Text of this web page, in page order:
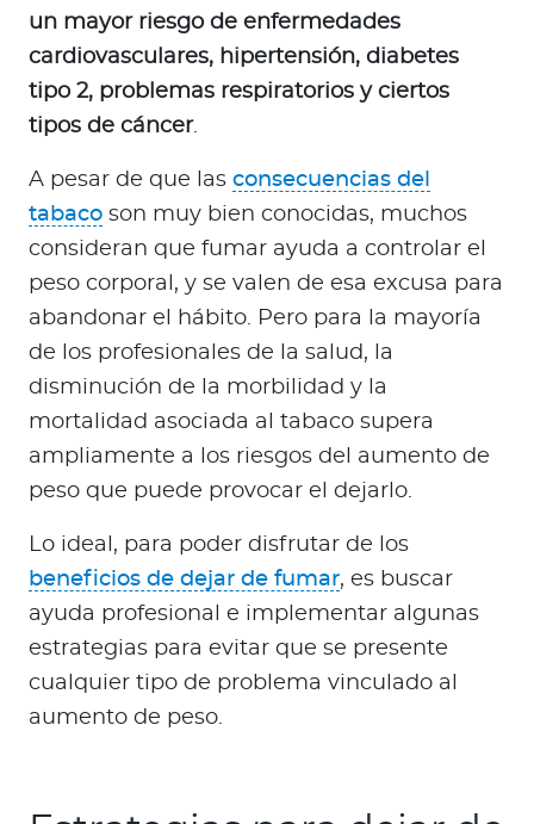
un mayor riesgo de enfermedades
cardiovasculares, hipertensión, diabetes
tipo 2, problemas respiratorios y ciertos
tipos de cáncer.
A pesar de que las consecuencias del
tabaco son muy bien conocidas, muchos
consideran que fumar ayuda a controlar el
peso corporal, y se valen de esa excusa para
abandonar el hábito. Pero para la mayoría
de los profesionales de la salud, la
disminución de la morbilidad y la
mortalidad asociada al tabaco supera
ampliamente a los riesgos del aumento de
peso que puede provocar el dejarlo.
Lo ideal, para poder disfrutar de los
beneficios de dejar de fumar, es buscar
ayuda profesional e implementar algunas
estrategias para evitar que se presente
cualquier tipo de problema vinculado al
aumento de peso.